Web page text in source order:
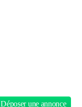
Déposer une annonce